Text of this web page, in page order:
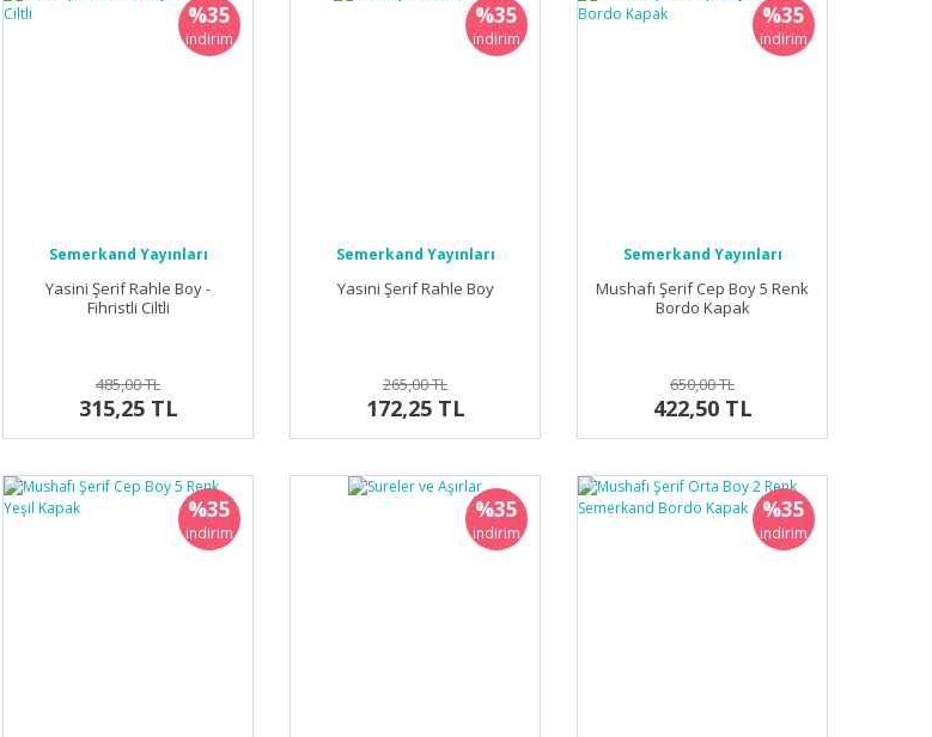
%35
indirim
Semerkand Yayınları
Yasini Şerif Rahle Boy -
Fihristli Ciltli
485,00 TL
315,25 TL
%35
indirim
Semerkand Yayınları
Yasini Şerif Rahle Boy
265,00 TL
172,25 TL
%35
indirim
Semerkand Yayınları
Mushafı Şerif Cep Boy 5 Renk
Bordo Kapak
650,00 TL
422,50 TL
%35
indirim
%35
indirim
%35
indirim